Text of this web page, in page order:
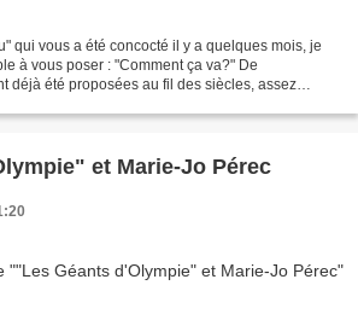
qui vous a été concocté il y a quelques mois, je
à vous poser : "Comment ça va?" De
déjà été proposées au fil des siècles, assez
et Marie-Jo Pérec